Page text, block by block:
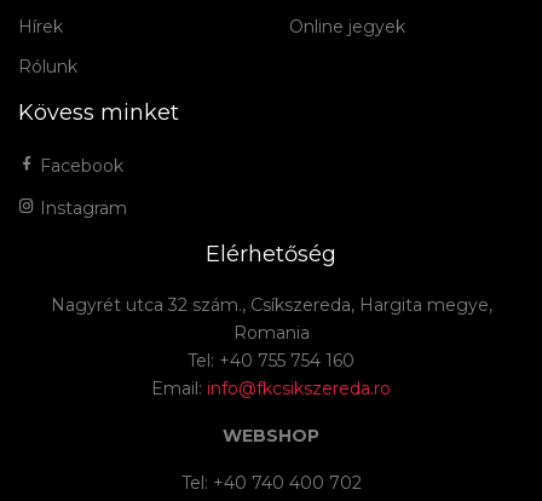
Hírek
Rólunk
Online jegyek
Kövess minket
Facebook
Instagram
Elérhetőség
Nagyrét utca 32 szám., Csíkszereda, Hargita megye,
Romania
Tel: +40 755 754 160
Email: info@fkcsikszereda.ro
WEBSHOP
Tel: +40 740 400 702